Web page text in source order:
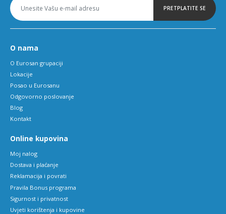
PRETPLATITE SE
O nama
O Eurosan grupaciji
Lokacije
Posao u Eurosanu
Odgovorno poslovanje
Blog
Kontakt
Online kupovina
Moj nalog
Dostava i plaćanje
Reklamacija i povrati
Pravila Bonus programa
Sigurnost i privatnost
Uvjeti korištenja i kupovine